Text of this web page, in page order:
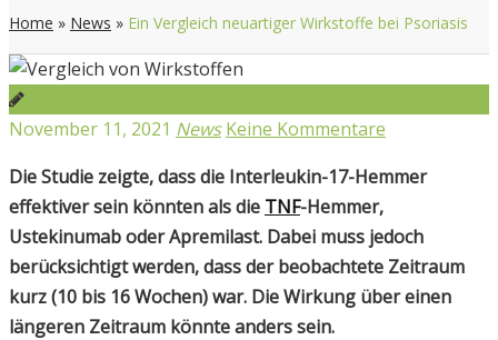
Home » News » Ein Vergleich neuartiger Wirkstoffe bei Psoriasis
November 11, 2021 News Keine Kommentare
Die Studie zeigte, dass die Interleukin-17-Hemmer
effektiver sein könnten als die TNF-Hemmer,
Ustekinumab oder Apremilast. Dabei muss jedoch
berücksichtigt werden, dass der beobachtete Zeitraum
kurz (10 bis 16 Wochen) war. Die Wirkung über einen
längeren Zeitraum könnte anders sein.